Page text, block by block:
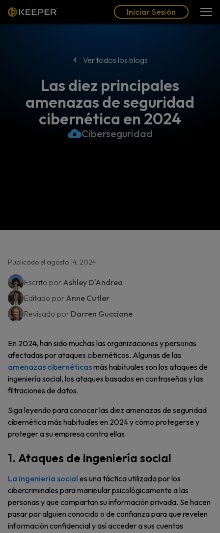
Iniciar Sesión
Ver todos los blogs
Las diez principales
amenazas de seguridad
cibernética en 2024
Ciberseguridad
Publicado el agosto 14, 2024
Escrito por Ashley D'Andrea
Editado por Anne Cutler
Revisado por Darren Guccione
En 2024, han sido muchas las organizaciones y personas
afectadas por ataques cibernéticos. Algunas de las
amenazas cibernéticasmás habituales son los ataques de
ingeniería social, los ataques basados en contraseñas y las
filtraciones de datos.
Siga leyendo para conocer las diez amenazas de seguridad
cibernética más habituales en 2024 y cómo protegerse y
proteger a su empresa contra ellas.
1. Ataques de ingeniería social
La ingeniería social es una táctica utilizada por los
cibercriminales para manipular psicológicamente a las
personas y que compartan su información privada. Se hacen
pasar por alguien conocido o de confianza para que revelen
información confidencial y así acceder a sus cuentas